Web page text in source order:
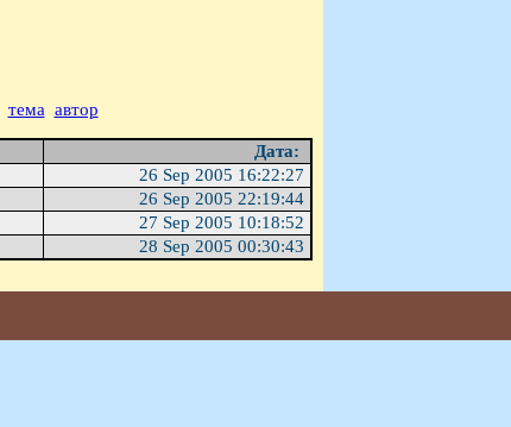
тема автор
Дата:
26 Sep 2005 16:22:27
26 Sep 2005 22:19:44
27 Sep 2005 10:18:52
28 Sep 2005 00:30:43